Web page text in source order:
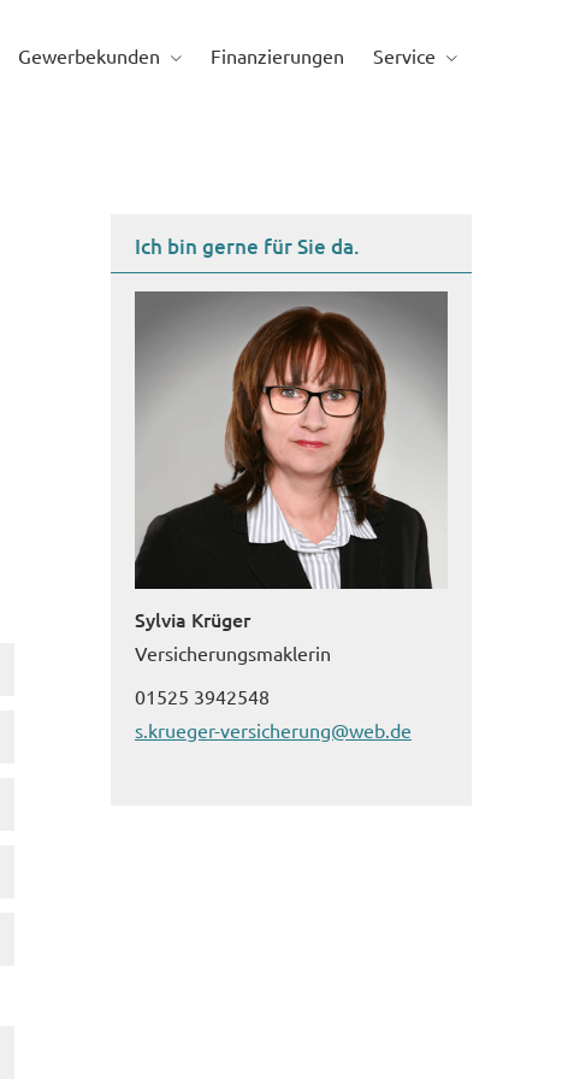
Gewerbekunden Finanzierungen Service
Ich bin gerne für Sie da.
Sylvia Krüger
Ver­sicherungs­maklerin
01525 3942548
s.krueger-versicherung@web.de